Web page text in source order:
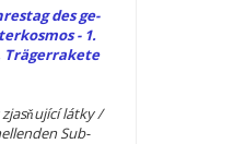
des ge­
- 1.
Trä­ger­ra­ke­te
látky /
Sub­